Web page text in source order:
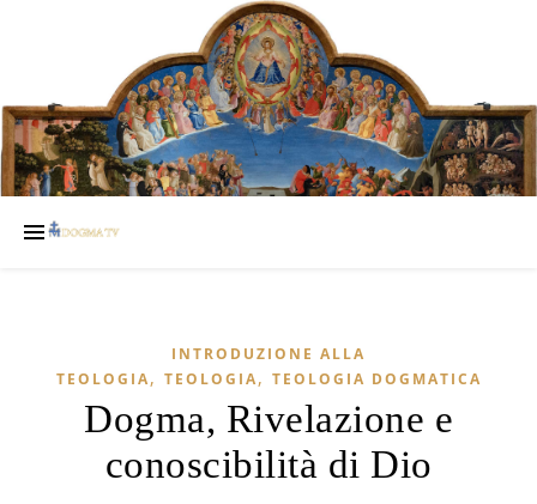
INTRODUZIONE ALLA
TEOLOGIA, TEOLOGIA, TEOLOGIA DOGMATICA
Dogma, Rivelazione e
conoscibilità di Dio